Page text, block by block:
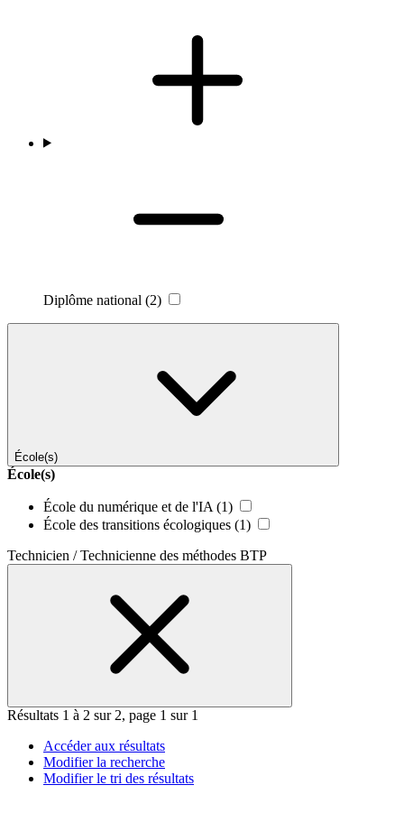
Diplôme national (2)
École(s)
École(s)
École du numérique et de l'IA (1)
École des transitions écologiques (1)
Technicien / Technicienne des méthodes BTP
Résultats 1 à 2 sur 2, page 1 sur 1
Accéder aux résultats
Modifier la recherche
Modifier le tri des résultats